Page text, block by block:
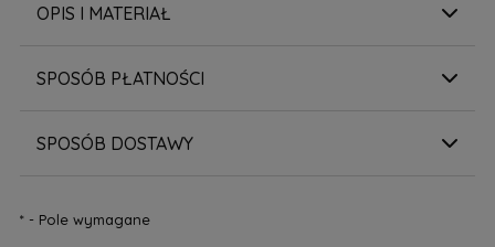
OPIS I MATERIAŁ
SPOSÓB PŁATNOŚCI
SPOSÓB DOSTAWY
*- Pole wymagane